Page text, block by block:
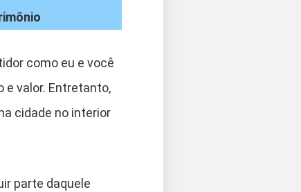
como eu e você
valor. Entretanto,
cidade no interior
parte daquele